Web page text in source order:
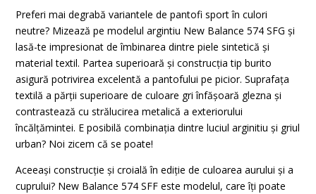
Preferi mai degrabă variantele de pantofi sport în culori
neutre? Mizează pe modelul argintiu New Balance 574 SFG și
lasă-te impresionat de îmbinarea dintre piele sintetică și
material textil. Partea superioară și construcția tip burito
asigură potrivirea excelentă a pantofului pe picior. Suprafața
textilă a părții superioare de culoare gri înfășoară glezna și
contrastează cu strălucirea metalică a exteriorului
încălțămintei. E posibilă combinația dintre luciul arginitiu și griul
urban? Noi zicem că se poate!
Aceeași construcție și croială în ediție de culoarea aurului și a
cuprului? New Balance 574 SFF este modelul, care îți poate